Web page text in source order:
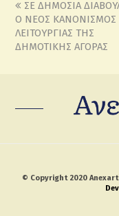
ΣΕ ΔΗΜΟΣΙΑ
Ο ΝΕΟΣ ΚΑΝΟΝΙΣΜΟΣ
ΛΕΙΤΟΥΡΓΙΑΣ ΤΗΣ
ΔΗΜΟΤΙΚΗΣ ΑΓΟΡΑΣ
© Copyright 2020